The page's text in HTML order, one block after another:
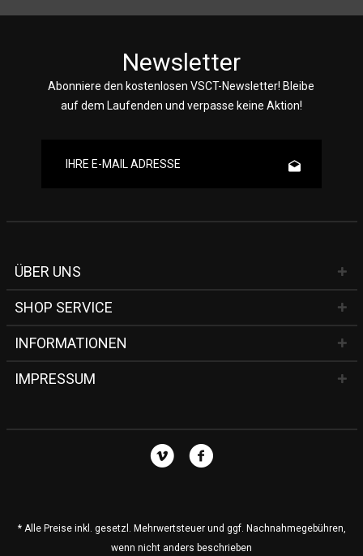
Newsletter
Abonniere den kostenlosen VSCT-Newsletter! Bleibe
auf dem Laufenden und verpasse keine Aktion!
ÜBER UNS
SHOP SERVICE
INFORMATIONEN
IMPRESSUM
* Alle Preise inkl. gesetzl. Mehrwertsteuer und ggf. Nachnahmegebühren,
wenn nicht anders beschrieben